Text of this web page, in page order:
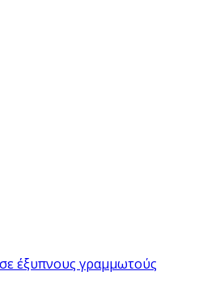
έξυπνους γραμμωτούς